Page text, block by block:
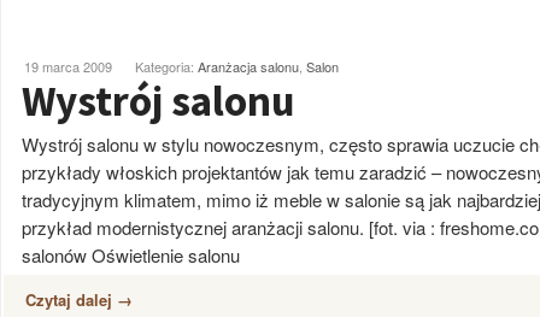
19 marca 2009 Kategoria: Aranżacja salonu Salon
Wystrój salonu
Wystrój salonu w stylu nowoczesnym, często sprawia uczucie
przykłady włoskich projektantów jak temu zaradzić –
tradycyjnym klimatem, mimo iż meble w salonie są jak
przykład modernistycznej aranżacji salonu. [fot. via :
salonów Oświetlenie salonu
Czytaj dalej →